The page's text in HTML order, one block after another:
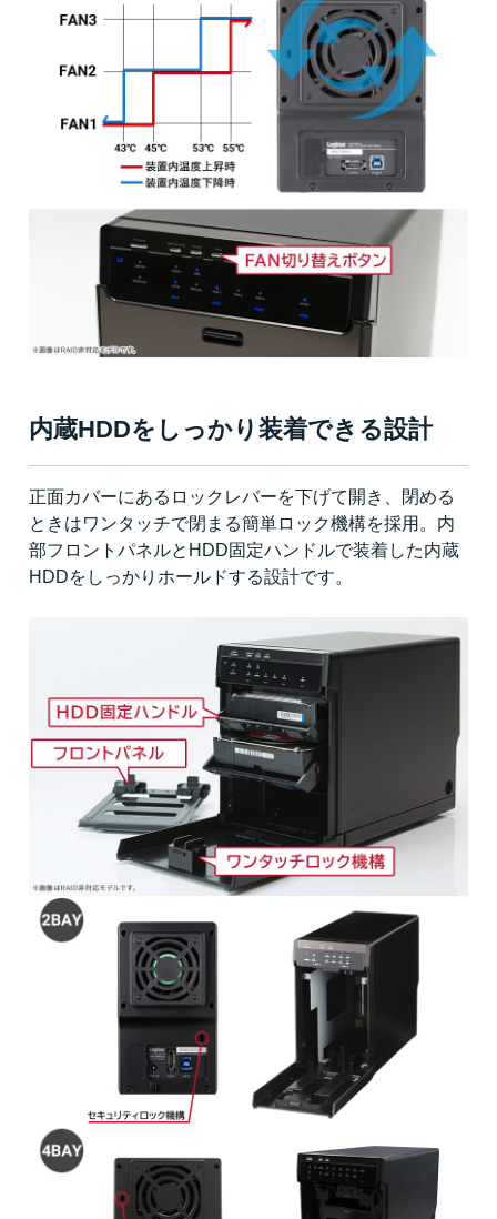
内蔵HDDをしっかり装着できる設計
正面カバーにあるロックレバーを下げて開き、閉める
ときはワンタッチで閉まる簡単ロック機構を採用。内
部フロントパネルとHDD固定ハンドルで装着した内蔵
HDDをしっかりホールドする設計です。